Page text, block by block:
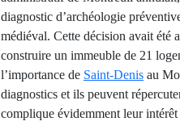
diagnostic d’archéologie
médiéval. Cette décision avait été
construire un immeuble de 21
l’importance de Saint-Denis au
diagnostics et ils peuvent
complique évidemment leur